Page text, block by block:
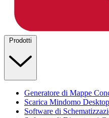
Prodotti
Generatore di Mappe
Scarica Mindomo Desktop
Software di